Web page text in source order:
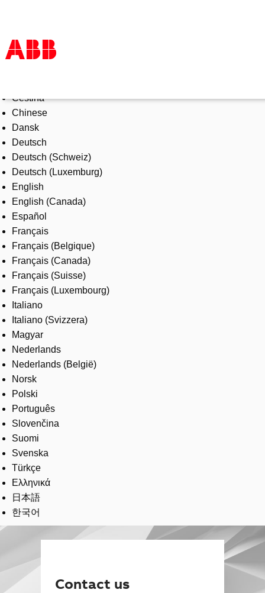
Products & Solutions
Industries
Services
About us
Where to buy
Contact us
Careers
Čeština
Chinese
Dansk
Deutsch
Deutsch (Schweiz)
Deutsch (Luxemburg)
English
English (Canada)
Español
Français
Français (Belgique)
Français (Canada)
Français (Suisse)
Français (Luxembourg)
Italiano
Italiano (Svizzera)
Magyar
Nederlands
Nederlands (België)
Norsk
Polski
Português
Slovenčina
Suomi
Svenska
Türkçe
Ελληνικά
日本語
한국어
Contact us